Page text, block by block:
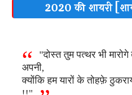
2020 की शायरी
"दोस्त तुम पत्थर भी
अपनी,
क्योंकि हम यारों के तोहफ़े